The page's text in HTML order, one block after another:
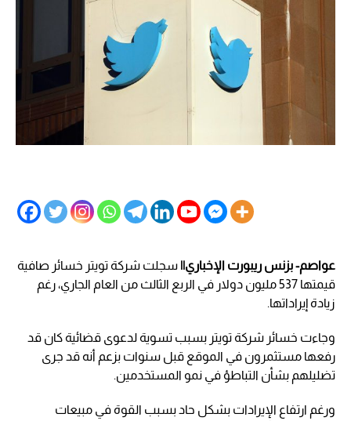
عواصم- بزنس ريبورت الإخباري|| سجلت شركة تويتر خسائر صافية
قيمتها 537 مليون دولار في الربع الثالث من العام الجاري، رغم
زيادة إيراداتها.
وجاءت خسائر شركة تويتر بسبب تسوية لدعوى قضائية كان قد
رفعها مستثمرون في الموقع قبل سنوات بزعم أنه قد جرى
تضليلهم بشأن التباطؤ في نمو المستخدمين.
ورغم ارتفاع الإيرادات بشكل حاد بسبب القوة في مبيعات